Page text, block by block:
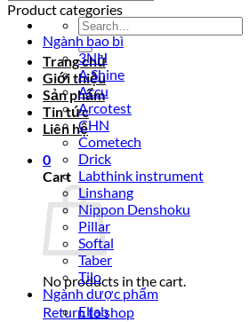
Search
for:
Trang chủ
Giới thiệu
Sản phẩm
Tin tức
Liên hệ
0
Cart
No products in the cart.
Return to shop
Product categories
Ngành bao bì
3NH
A Shine
Accu
Arcotest
CHN
Cometech
Drick
Labthink instrument
Linshang
Nippon Denshoku
Pillar
Softal
Taber
Tilo
Ngành dược phẩm
Ellab